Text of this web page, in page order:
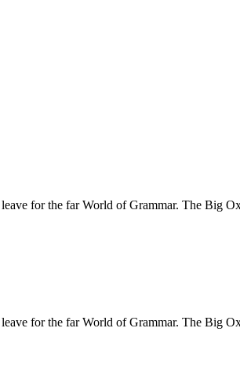
for the far World of Grammar. The Big
for the far World of Grammar. The Big